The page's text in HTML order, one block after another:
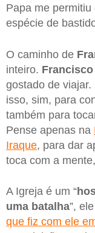
Papa me
espécie de
O caminho de
inteiro. Francisco
gostado de
isso, sim, para
também para
Pense apenas na
Iraque, para dar
toca com a
A Igreja é um “
uma batalha”,
que fiz com ele